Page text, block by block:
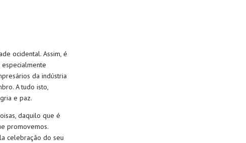
ocidental. Assim, é
especialmente
da indústria
A tudo isto,
e paz.
daquilo que é
promovemos.
celebração do seu